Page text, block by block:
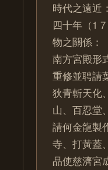
時代之遠
四十年（1
物之關係
南方宮殿形
重修並聘請
狄青斬天化
山、百忍堂
請何金龍製
寺、打黃蓋
品使慈濟宮